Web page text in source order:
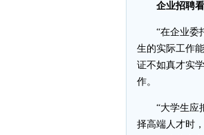
企业招聘看
“在企业委托
生的实际工作
证不如真才实
作。
“大学生应把
择高端人才时